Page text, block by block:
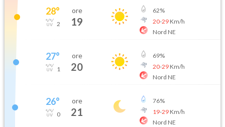
28°
2
ore
19
62%
20-29Km/h
Nord NE
27°
1
ore
20
69%
20-29Km/h
Nord NE
26°
0
ore
21
76%
19-29Km/h
Nord NE